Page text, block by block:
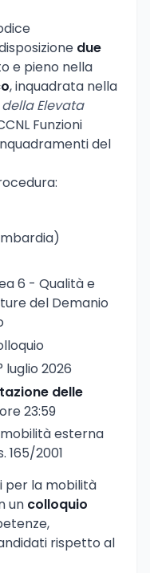
due
e pieno nella
, inquadrata nella
Elevata
Funzioni
del
6 - Qualità e
del Demanio
luglio 2026
delle
23:59
esterna
165/2001
per la mobilità
un colloquio
rispetto al